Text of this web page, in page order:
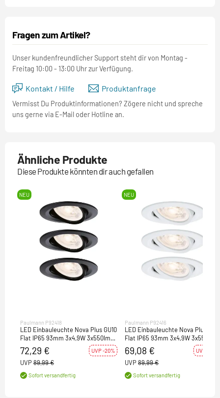
Fragen zum Artikel?
Unser kundenfreundlicher Support steht dir von Montag -
Freitag 10:00 - 13:00 Uhr zur Verfügung.
Kontakt / Hilfe Produktanfrage
Vermisst Du Produktinformationen? Zögere nicht und spreche
uns gerne via E-Mail oder Hotline an.
Ähnliche Produkte
Diese Produkte könnten dir auch gefallen
NEU
Paulmann P92418
LED Einbauleuchte Nova Plus GU10
Flat IP65 93mm 3x4,9W 3x550lm
230V dimmbar 2700K Schwarz
matt
72,29 € UVP -20%
UVP 89,99 €
Sofort versandfertig
NEU
Paulmann P92416
LED Einbauleuchte Nova Plus
Flat IP65 93mm 3x4,9W 3x550lm
230V dimmbar 2700K Weiß matt
69,08 € UVP -23%
UVP 89,99 €
Sofort versandfertig